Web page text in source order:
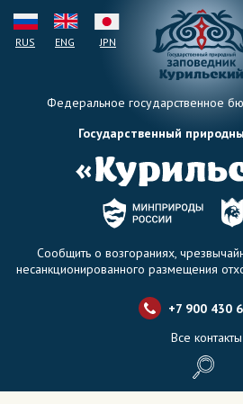
Федеральное государственное
RUS ENG JPN
Сообщить о возгораниях,
несанкционированного размещения
Все контакты
Государственный
+7 900 430